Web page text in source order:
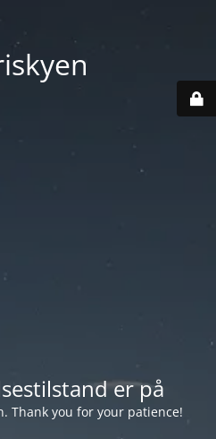
er på
Thank you for your patience!